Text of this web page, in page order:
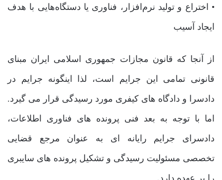
• اختراع و تولید نرم‌افزار، فناوری یا دستگاه‌هایی با هدف
ایجاد آسیب
از آنجا که قانون مجازات جمهوری اسلامی ایران مبنای
قانونی تمامی این جرایم است، لذا اینگونه جرایم در
دادسرا و دادگاه های کیفری مورد رسیدگی قرار می گیرد.
اما با توجه به بعد فنی پرونده های فناوری اطلاعات،
دادسرای جرایم رایانه ای به عنوان مرجع قضایی
تخصصی مسئولیت رسیدگی و تشکیل پرونده های سایبری
را بر عهده دارد.